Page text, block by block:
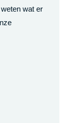
wat er